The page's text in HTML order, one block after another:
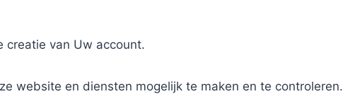
creatie van Uw account.
website en diensten mogelijk te maken en te controleren.